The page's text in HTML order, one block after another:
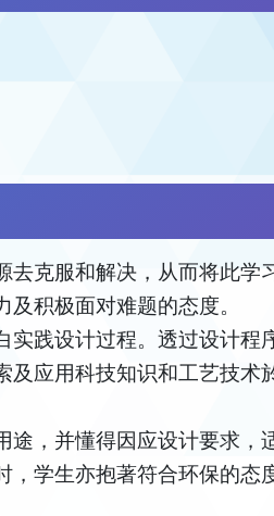
去克服和解决，从而将此学
积极面对难题的态度。
践设计过程。透过设计程
及应用科技知识和工艺技术
，并懂得因应设计要求，
，学生亦抱著符合环保的态